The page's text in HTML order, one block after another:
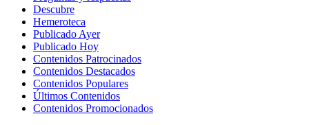
Descubre
Hemeroteca
Publicado Ayer
Publicado Hoy
Contenidos Patrocinados
Contenidos Destacados
Contenidos Populares
Últimos Contenidos
Contenidos Promocionados